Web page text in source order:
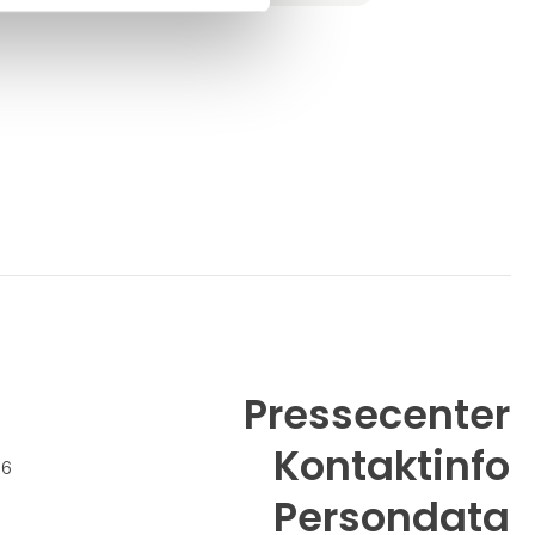
gennem hele deres karriere, og med dette
Pressecenter
Kontaktinfo
Persondata